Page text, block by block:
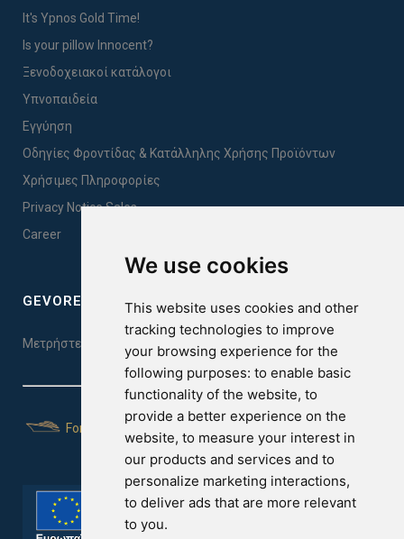
We use cookies
This website uses cookies and other
tracking technologies to improve
your browsing experience for the
following purposes: to enable basic
functionality of the website, to
provide a better experience on the
website, to measure your interest in
our products and services and to
personalize marketing interactions,
to deliver ads that are more relevant
to you.
It's Ypnos Gold Time!
Is your pillow Innocent?
Ξενοδοχειακοί κατάλογοι
Υπνοπαιδεία
Εγγύηση
Οδηγίες Φροντίδας & Κατάλληλης Χρήσης Προϊόντων
Χρήσιμες Πληροφορίες
Privacy Notice Sales
Career
GEVOREST SLEEP QUALITY INDEX
Μετρήστε την ποιότητα του ύπνου σας. Κάντε το τεστ εδώ!
For Yachts